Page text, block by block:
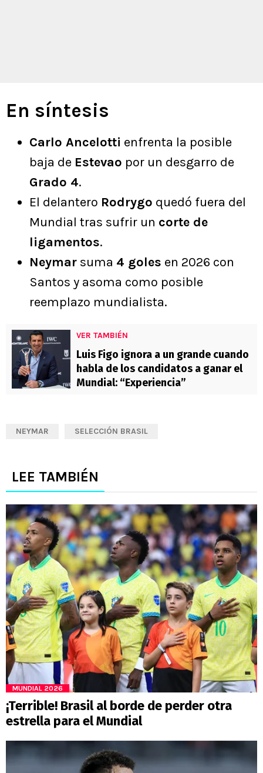
En síntesis
Carlo Ancelotti enfrenta la posible
baja de Estevao por un desgarro de
Grado 4.
El delantero Rodrygo quedó fuera del
Mundial tras sufrir un corte de
ligamentos.
Neymar suma 4 goles en 2026 con
Santos y asoma como posible
reemplazo mundialista.
VER TAMBIÉN
Luis Figo ignora a un grande cuando
habla de los candidatos a ganar el
Mundial: “Experiencia”
NEYMAR SELECCIÓN BRASIL
LEE TAMBIÉN
MUNDIAL 2026
¡Terrible! Brasil al borde de perder otra
estrella para el Mundial